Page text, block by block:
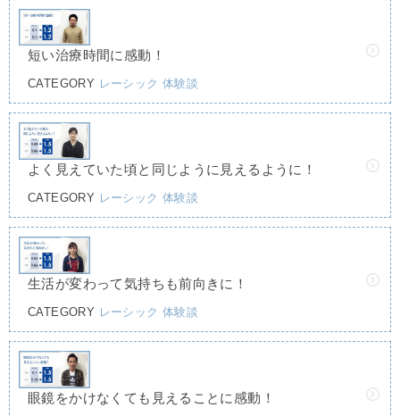
短い治療時間に感動！
CATEGORY レーシック 体験談
よく見えていた頃と同じように見えるように！
CATEGORY レーシック 体験談
生活が変わって気持ちも前向きに！
CATEGORY レーシック 体験談
眼鏡をかけなくても見えることに感動！